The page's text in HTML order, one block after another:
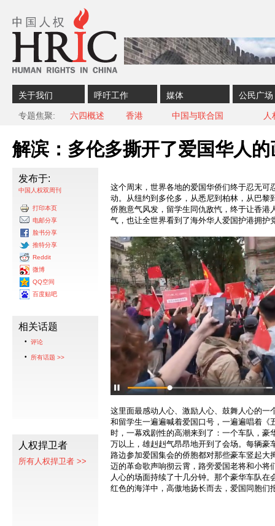
关于我们 呼吁工作 媒体 公民广场
专题焦聚 六四概述 香港 中国与联合国 人
解滨：多伦多撕开了爱国华人
发布于:
中国人权双周刊
打印本页
电邮分享
脸书分享
推特分享
Reddit
微博
QQ空间
百度贴吧
相关话题
评论
所有话题 >>
人权捍卫者
所有人权捍卫者 >>
这个周末，世界各地的爱国华侨们终于忍无可
动。从纽约到多伦多，从悉尼到柏林，从巴黎
侨胞意气风发，留学生同仇敌忾，终于让香港
气，也让全世界看到了海外华人爱国护港拥护
这里面最感动人心、激励人心、鼓舞人心的一
和留学生一遍遍喊着爱国口号，一遍遍唱着《
时，一幕戏剧性的高潮来到了：一个车队，豪
万以上，雄赳赳气昂昂地开到了会场。每辆豪
路边参加爱国集会的侨胞都对那些豪车竖起大
迈的革命歌声响彻云霄，路旁爱国老将和小将
人心的场面持续了十几分钟。那个豪华车队在
红色的海洋中，高傲地扬长而去，爱国同胞们